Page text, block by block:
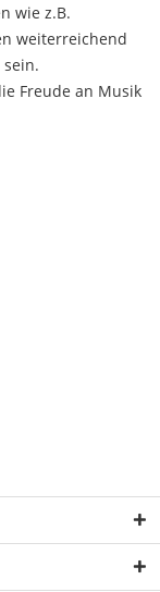
wie z.B.
weiterreichend
Freude an Musik